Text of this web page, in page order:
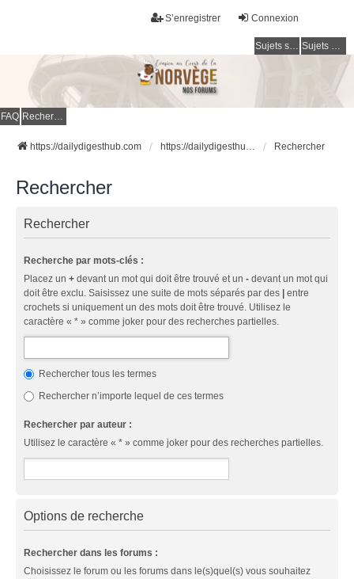
Connexion
S’enregistrer
Sujets sans réponse Sujets actifs
FAQ Rechercher
https://dailydigesthub.com https://dailydigesthub.com Rechercher
Rechercher
Rechercher
Recherche par mots-clés :
Placez un + devant un mot qui doit être trouvé et un - devant un mot qui
doit être exclu. Saisissez une suite de mots séparés par des
entre
crochets si uniquement un des mots doit être trouvé. Utilisez le
caractère « * » comme joker pour des recherches partielles.
Rechercher tous les termes
Rechercher n’importe lequel de ces termes
Rechercher par auteur :
Utilisez le caractère « * » comme joker pour des recherches partielles.
Options de recherche
Rechercher dans les forums :
Choisissez le forum ou les forums dans le(s)quel(s) vous souhaitez